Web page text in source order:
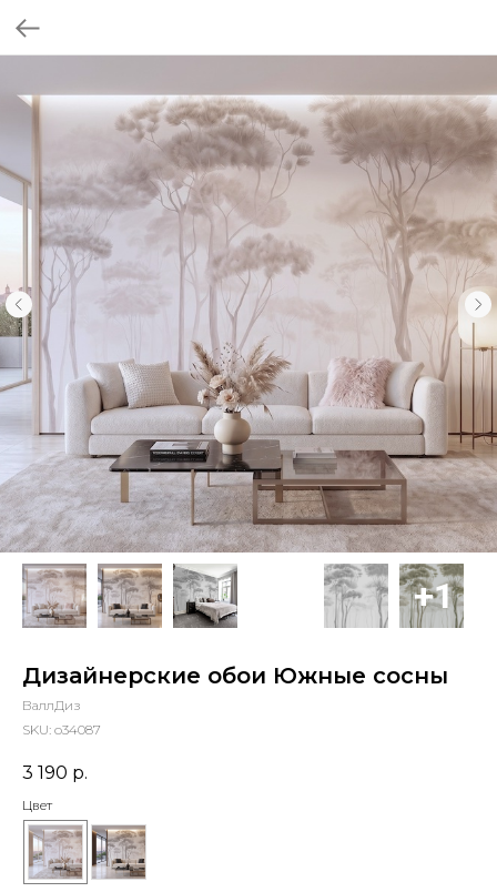
Дизайнерские обои Южные сосны
ВаллДиз
SKU: o34087
3 190 р.
Цвет